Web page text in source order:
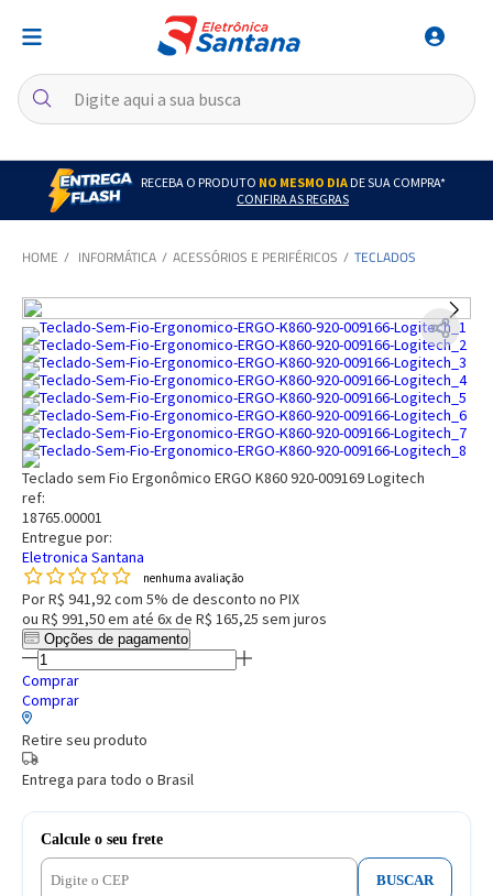
RECEBA O PRODUTO NO MESMO DIADE SUA COMPRA*
CONFIRA AS REGRAS
INFORMÁTICA ACESSÓRIOS E PERIFÉRICOS TECLADOS
Teclado sem Fio Ergonômico ERGO K860 920-009169 Logitech
ref:
18765.00001
Entregue por:
Eletronica Santana
nenhuma avaliação
PorR$ 941,92 com 5% de desconto no PIX
ou R$ 991,50em até 6x de R$ 165,25 sem juros
Opções de pagamento
Comprar
Comprar
Retire seu produto
Entrega para todo o Brasil
Calcule o seu frete
BUSCAR